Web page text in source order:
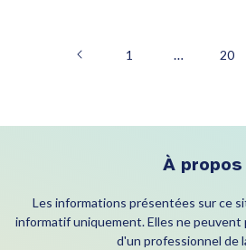
1 … 20
À propos
Les informations présentées sur ce
informatif uniquement. Elles ne peuvent
d'un professionnel de